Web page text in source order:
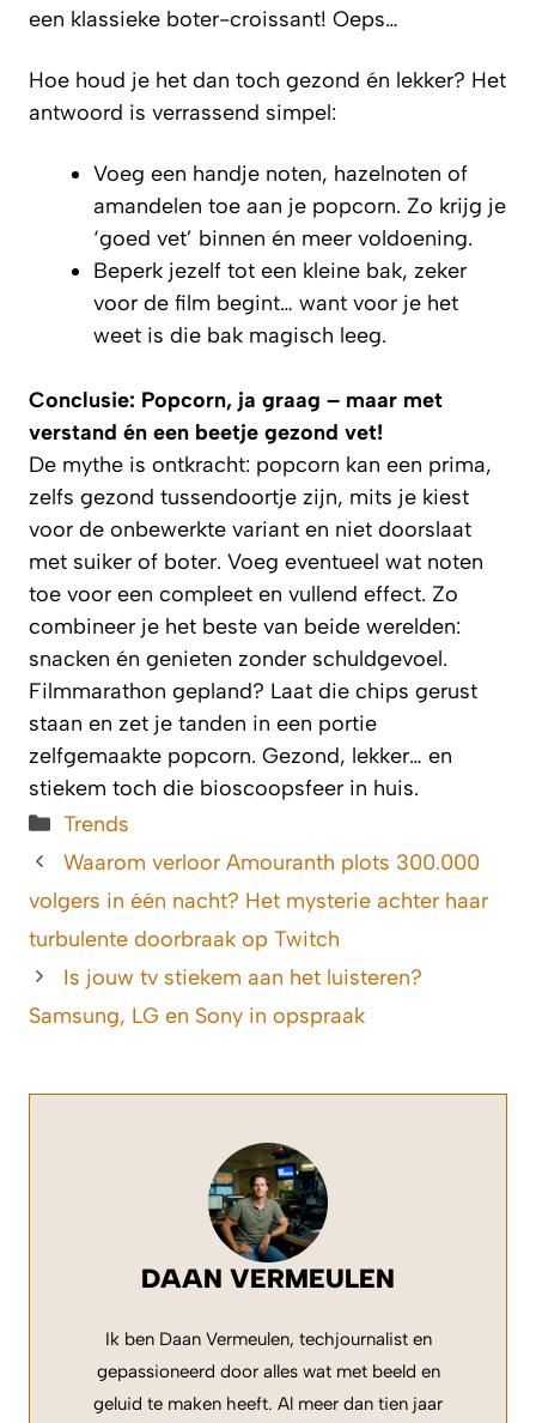
een klassieke boter-croissant! Oeps…
Hoe houd je het dan toch gezond én lekker? Het
antwoord is verrassend simpel:
Voeg een handje noten, hazelnoten of
amandelen toe aan je popcorn. Zo krijg je
‘goed vet’ binnen én meer voldoening.
Beperk jezelf tot een kleine bak, zeker
voor de film begint… want voor je het
weet is die bak magisch leeg.
Conclusie: Popcorn, ja graag – maar met
verstand én een beetje gezond vet!
De mythe is ontkracht: popcorn kan een prima,
zelfs gezond tussendoortje zijn, mits je kiest
voor de onbewerkte variant en niet doorslaat
met suiker of boter. Voeg eventueel wat noten
toe voor een compleet en vullend effect. Zo
combineer je het beste van beide werelden:
snacken én genieten zonder schuldgevoel.
Filmmarathon gepland? Laat die chips gerust
staan en zet je tanden in een portie
zelfgemaakte popcorn. Gezond, lekker… en
stiekem toch die bioscoopsfeer in huis.
Categorieën
Trends
Waarom verloor Amouranth plots 300.000
volgers in één nacht? Het mysterie achter haar
turbulente doorbraak op Twitch
Is jouw tv stiekem aan het luisteren?
Samsung, LG en Sony in opspraak
DAAN VERMEULEN
Ik ben Daan Vermeulen, techjournalist en
gepassioneerd door alles wat met beeld en
geluid te maken heeft. Al meer dan tien jaar